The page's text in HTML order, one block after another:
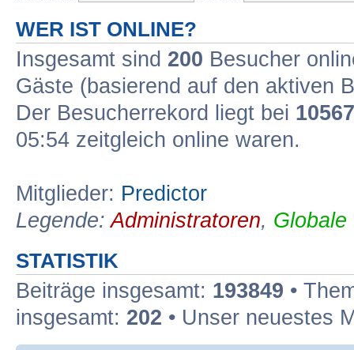
WER IST ONLINE?
Insgesamt sind 200 Besucher
Gäste (basierend auf den aktiven
Der Besucherrekord liegt bei 10567
05:54 zeitgleich online waren.
Mitglieder: Predictor
Legende:Administratoren, Globale
STATISTIK
Beiträge insgesamt: 193849 •
insgesamt: 202 • Unser neuestes